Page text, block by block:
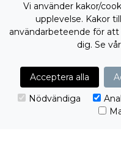
PROCLIENT
Publicerat 22 jun 2026
UNDVIK ATT BLI
SOMMAR
PYRAMID
Under sommaren, när
Vi använder kakor/
upplevelse. Kakor
användarbeteende för
dig. Se vår
Acceptera alla
Nödvändiga